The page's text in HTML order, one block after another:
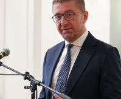
Владата
Претседателот на Владата
на Владата